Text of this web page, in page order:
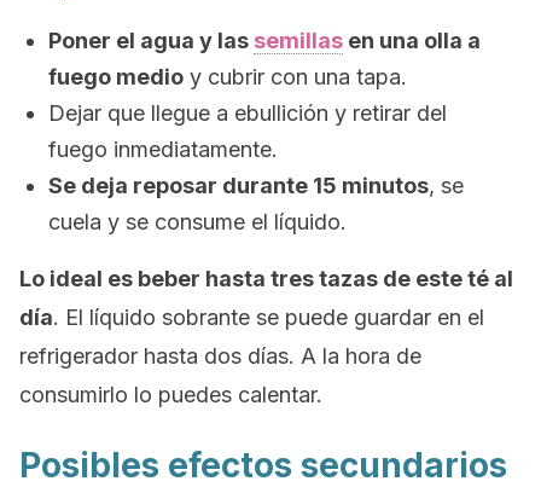
Poner el agua y las semillas en una olla a
fuego medio y cubrir con una tapa.
Dejar que llegue a ebullición y retirar del
fuego inmediatamente.
Se deja reposar durante 15 minutos, se
cuela y se consume el líquido.
Lo ideal es beber hasta tres tazas de este té al
día. El líquido sobrante se puede guardar en el
refrigerador hasta dos días. A la hora de
consumirlo lo puedes calentar.
Posibles efectos secundarios